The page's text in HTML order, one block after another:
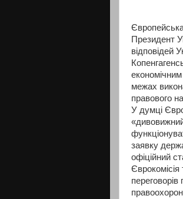
Президент
відповідей
межах
правового
У думці
заявку
офіційний